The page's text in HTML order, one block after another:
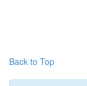
Back to Top